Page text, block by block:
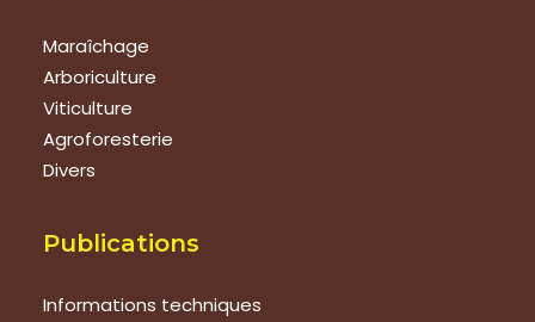
Maraîchage
Arboriculture
Viticulture
Agroforesterie
Divers
Publications
Informations techniques